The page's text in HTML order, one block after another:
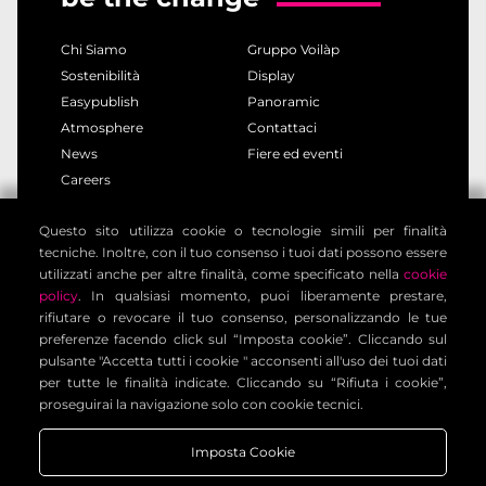
adeguate garanzie contrattuali.
6. Diritti dell’interessato
Può esercitare i diritti previsti dagli artt. 15-21 del
accesso, rettifica, cancellazione, limitazione;
momento;
reclamo al Garante per la protezione dei dati personali;
Per esercitare i diritti: dpo.voilap@amicadpo.eu
7. Dati personali dei minori
I servizi non sono destinati a minori di 14 anni. In caso
di trasmissione involontaria di dati da minori, questi
saranno eliminati immediatamente.
Chi Siamo
Gruppo Voilàp
Sostenibilità
Display
Easypublish
Panoramic
Atmosphere
Contattaci
News
Fiere ed eventi
Careers
privacy policy
cookie policy
note legali
informativa clienti
informativa contatti
condizioni generali
impostazione cookies
Voilàp Digital S.r.l. - Via Archimede, 10 - 41019 Limidi di
Soliera (MO) - ITALY - C.F - P.IVA 03556220360
Questo sito utilizza cookie o tecnologie simili per finalità
tecniche. Inoltre, con il tuo consenso i tuoi dati possono essere
utilizzati anche per altre finalità, come specificato nella cookie
policy. In qualsiasi momento, puoi liberamente prestare,
rifiutare o revocare il tuo consenso, personalizzando le tue
preferenze facendo click sul “Imposta cookie”. Cliccando sul
pulsante "Accetta tutti i cookie " acconsenti all'uso dei tuoi dati
per tutte le finalità indicate. Cliccando su “Rifiuta i cookie”,
proseguirai la navigazione solo con cookie tecnici.
Imposta Cookie